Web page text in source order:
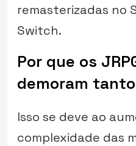
remasterizadas no
Switch.
Por que os
demoram
Isso se deve ao
complexidade das